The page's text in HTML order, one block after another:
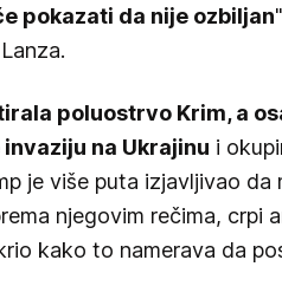
pokazati da nije ozbiljan
poluostrvo Krim, a
na Ukrajinu i
je više puta izjavljivao da
njegovim rečima, crpi
kako to namerava da